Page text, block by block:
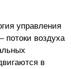
управления
воздуха
в